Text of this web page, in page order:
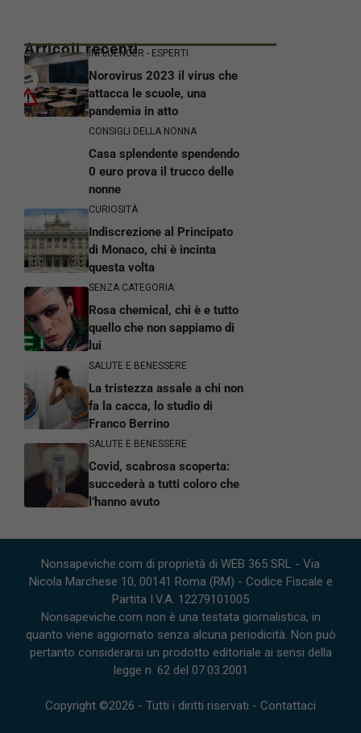
Articoli recentiINFLUENCER - ESPERTI
Norovirus 2023 il virus che
attacca le scuole, una
pandemia in atto
CONSIGLI DELLA NONNA
Casa splendente spendendo
0 euro prova il trucco delle
nonne
CURIOSITÀ
Indiscrezione al Principato
di Monaco, chi è incinta
questa volta
SENZA CATEGORIA
Rosa chemical, chi è e tutto
quello che non sappiamo di
lui
SALUTE E BENESSERE
La tristezza assale a chi non
fa la cacca, lo studio di
Franco Berrino
SALUTE E BENESSERE
Covid, scabrosa scoperta:
succederà a tutti coloro che
l’hanno avuto
Nonsapeviche.com di proprietà di WEB 365 SRL - Via
Nicola Marchese 10, 00141 Roma (RM) - Codice Fiscale e
Partita I.V.A. 12279101005
Nonsapeviche.com non è una testata giornalistica, in
quanto viene aggiornato senza alcuna periodicità. Non può
pertanto considerarsi un prodotto editoriale ai sensi della
legge n. 62 del 07.03.2001
Copyright ©2026 - Tutti i diritti riservati - Contattaci